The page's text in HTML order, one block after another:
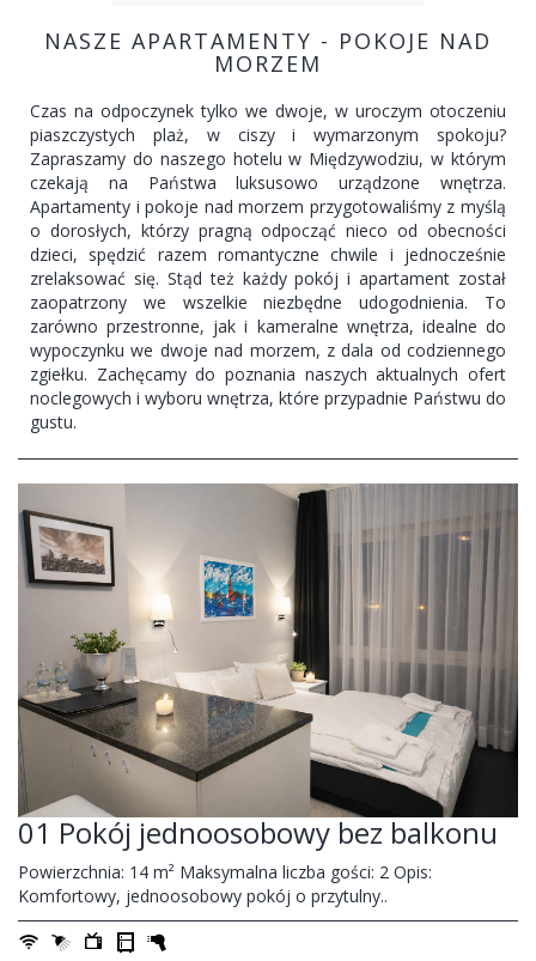
NASZE APARTAMENTY - POKOJE NAD
MORZEM
Czas na odpoczynek tylko we dwoje, w uroczym otoczeniu
piaszczystych plaż, w ciszy i wymarzonym spokoju?
Zapraszamy do naszego hotelu w Międzywodziu, w którym
czekają na Państwa luksusowo urządzone wnętrza.
Apartamenty i pokoje nad morzem przygotowaliśmy z myślą
o dorosłych, którzy pragną odpocząć nieco od obecności
dzieci, spędzić razem romantyczne chwile i jednocześnie
zrelaksować się. Stąd też każdy pokój i apartament został
zaopatrzony we wszelkie niezbędne udogodnienia. To
zarówno przestronne, jak i kameralne wnętrza, idealne do
wypoczynku we dwoje nad morzem, z dala od codziennego
zgiełku. Zachęcamy do poznania naszych aktualnych ofert
noclegowych i wyboru wnętrza, które przypadnie Państwu do
gustu.
01 Pokój jednoosobowy bez balkonu
Powierzchnia: 14 m² Maksymalna liczba gości: 2 Opis:
Komfortowy, jednoosobowy pokój o przytulny..